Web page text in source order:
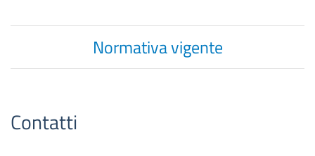
Normativa vigente
Contatti